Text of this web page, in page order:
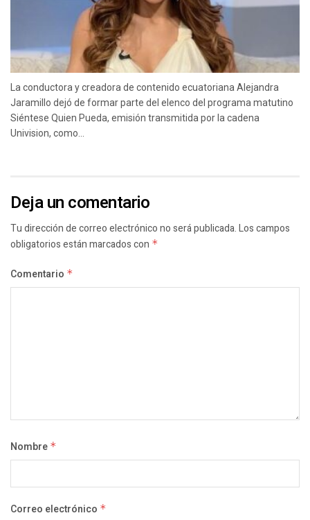
La conductora y creadora de contenido ecuatoriana Alejandra
Jaramillo dejó de formar parte del elenco del programa matutino
Siéntese Quien Pueda, emisión transmitida por la cadena
Univision, como...
Deja un comentario
Tu dirección de correo electrónico no será publicada.Los campos
obligatorios están marcados con *
Comentario *
Nombre *
Correo electrónico *